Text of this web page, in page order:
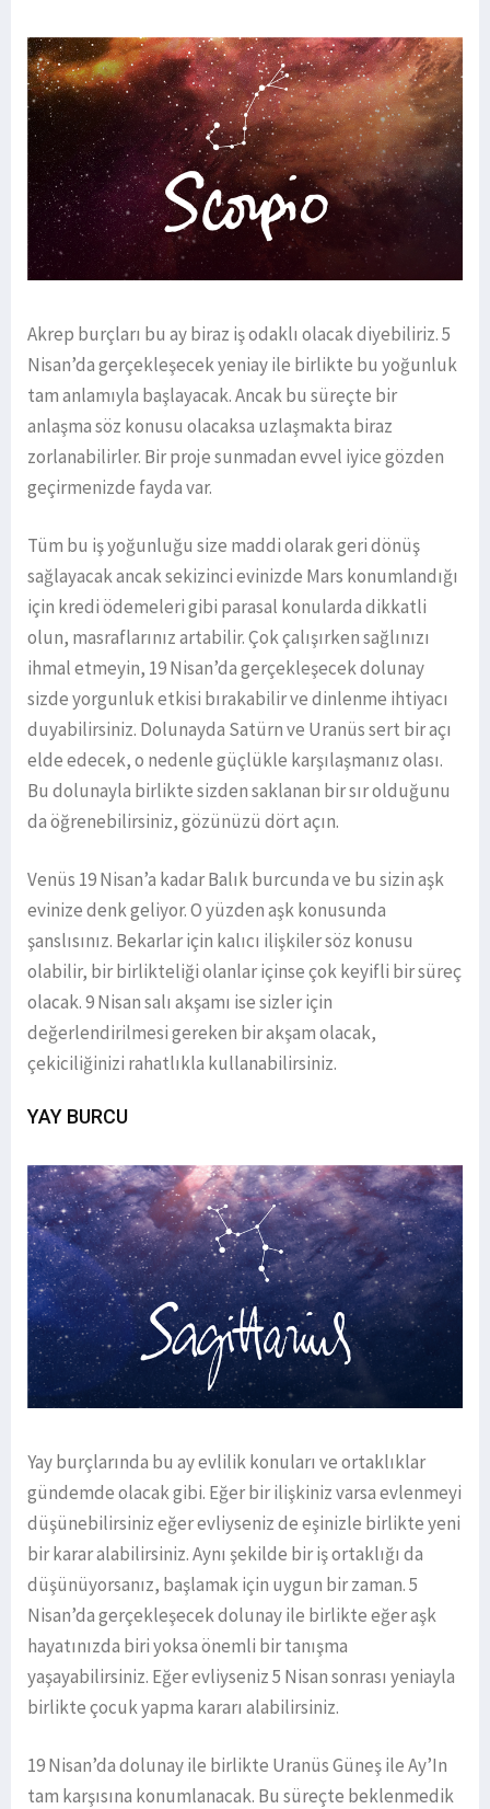
Akrep burçları bu ay biraz iş odaklı olacak diyebiliriz. 5
Nisan’da gerçekleşecek yeniay ile birlikte bu yoğunluk
tam anlamıyla başlayacak. Ancak bu süreçte bir
anlaşma söz konusu olacaksa uzlaşmakta biraz
zorlanabilirler. Bir proje sunmadan evvel iyice gözden
geçirmenizde fayda var.
Tüm bu iş yoğunluğu size maddi olarak geri dönüş
sağlayacak ancak sekizinci evinizde Mars konumlandığı
için kredi ödemeleri gibi parasal konularda dikkatli
olun, masraflarınız artabilir. Çok çalışırken sağlınızı
ihmal etmeyin, 19 Nisan’da gerçekleşecek dolunay
sizde yorgunluk etkisi bırakabilir ve dinlenme ihtiyacı
duyabilirsiniz. Dolunayda Satürn ve Uranüs sert bir açı
elde edecek, o nedenle güçlükle karşılaşmanız olası.
Bu dolunayla birlikte sizden saklanan bir sır olduğunu
da öğrenebilirsiniz, gözünüzü dört açın.
Venüs 19 Nisan’a kadar Balık burcunda ve bu sizin aşk
evinize denk geliyor. O yüzden aşk konusunda
şanslısınız. Bekarlar için kalıcı ilişkiler söz konusu
olabilir, bir birlikteliği olanlar içinse çok keyifli bir süreç
olacak. 9 Nisan salı akşamı ise sizler için
değerlendirilmesi gereken bir akşam olacak,
çekiciliğinizi rahatlıkla kullanabilirsiniz.
YAY BURCU
Yay burçlarında bu ay evlilik konuları ve ortaklıklar
gündemde olacak gibi. Eğer bir ilişkiniz varsa evlenmeyi
düşünebilirsiniz eğer evliyseniz de eşinizle birlikte yeni
bir karar alabilirsiniz. Aynı şekilde bir iş ortaklığı da
düşünüyorsanız, başlamak için uygun bir zaman. 5
Nisan’da gerçekleşecek dolunay ile birlikte eğer aşk
hayatınızda biri yoksa önemli bir tanışma
yaşayabilirsiniz. Eğer evliyseniz 5 Nisan sonrası yeniayla
birlikte çocuk yapma kararı alabilirsiniz.
19 Nisan’da dolunay ile birlikte Uranüs Güneş ile Ay’In
tam karşısına konumlanacak. Bu süreçte beklenmedik